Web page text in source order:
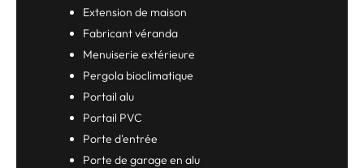
Extension de maison
Fabricant véranda
Menuiserie extérieure
Pergola bioclimatique
Portail alu
Portail PVC
Porte d'entrée
Porte de garage en alu